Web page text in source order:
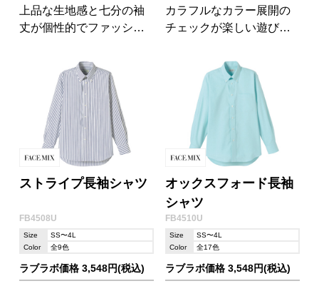
上品な生地感と七分の袖
丈が個性的でファッショ
カラフルなカラー展開の
チェックが楽しい遊び心
すぎず大きすぎないチェ
ック柄が使いやすい♪
ストライプ長袖シャツ
FB4508U
Size
SS〜4L
Color
全9色
ラブラボ価格 3,548円(税込)
オックスフォード長袖
シャツ
FB4510U
Size
SS〜4L
Color
全17色
ラブラボ価格 3,548円(税込)